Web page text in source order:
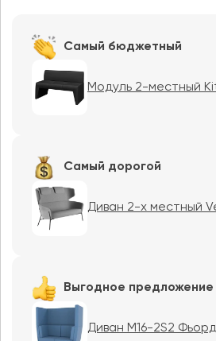
Самый бюджетный
Модуль 2-местный
Самый дорогой
Диван 2-х местный
Выгодное предложение
Диван M16-2S2